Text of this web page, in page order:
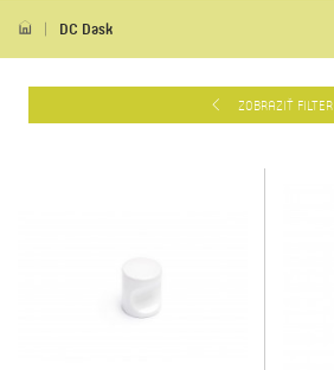
DC Dask
ZOBRAZIŤ FILTER